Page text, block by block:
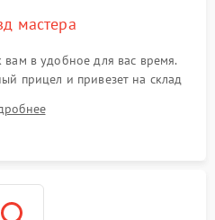
мастера
вам в удобное для вас время.
прицел и привезет на склад